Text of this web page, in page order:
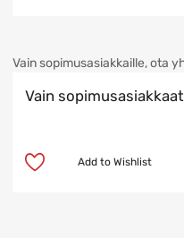
Vain sopimusasiakkaille, ota
Vain sopimusasiakkaat
Add to Wishlist